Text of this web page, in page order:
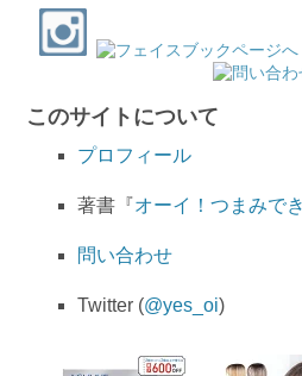
このサイトについて
プロフィール
著書『オーイ！つまみで
問い合わせ
Twitter (@yes_oi)